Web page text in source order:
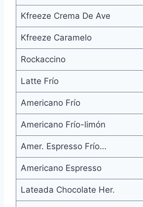
Kfreeze Crema De Ave
Kfreeze Caramelo
Rockaccino
Latte Frío
Americano Frío
Americano Frío-limón
Amer. Espresso Frío…
Americano Espresso
Lateada Chocolate Her.